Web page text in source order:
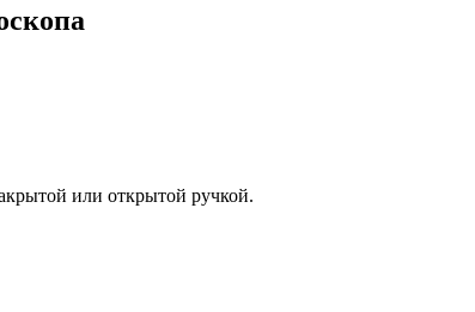
или открытой ручкой.